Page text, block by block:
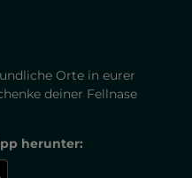
Orte in eurer
deiner Fellnase
herunter: